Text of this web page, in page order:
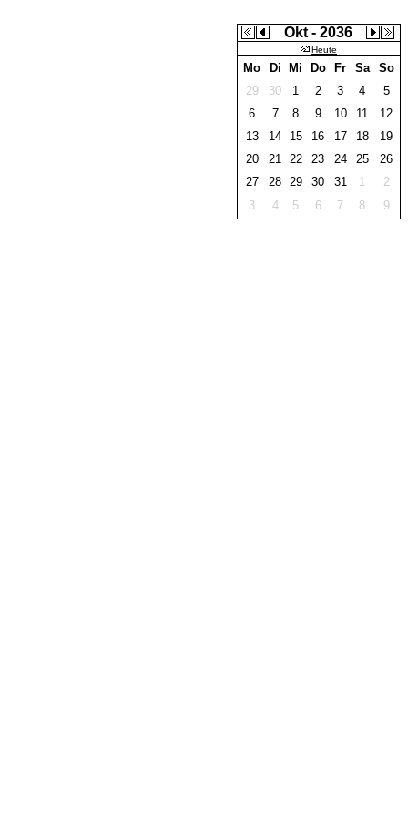
Okt - 2036
Heute
Mo Di Mi Do Fr Sa
So
29
30 1 2 3 4
5
6
7 8 9 10 11
12
13
14 15 16 17 18
19
20
21 22 23 24 25
26
27
28 29 30 31 1
2
3
4 5 6 7 8 9